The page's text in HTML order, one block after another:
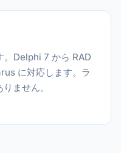
。Delphi 7 から RAD
に対応します。ラ
ません。